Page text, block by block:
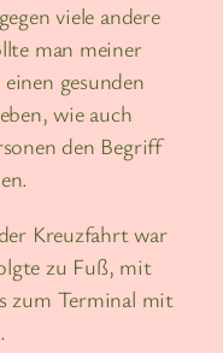
viele andere
man meiner
gesunden
wie auch
den Begriff
Kreuzfahrt war
zu Fuß, mit
zum Terminal mit